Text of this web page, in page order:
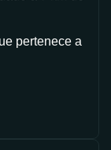
pertenece a